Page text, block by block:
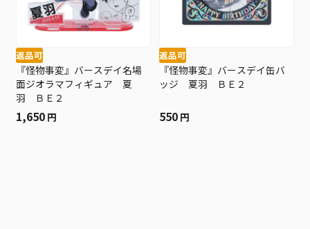
返品可
『怪物事変』バースデイ名場
面ジオラマフィギュア 夏
羽 ＢＥ２
1,650 円
返品可
『怪物事変』バースデイ缶バ
ッジ 夏羽 ＢＥ２
550 円